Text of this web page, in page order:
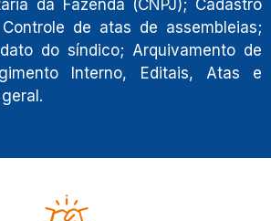
da Fazenda (CNPJ); Cadastro
de atas de assembleias;
do síndico; Arquivamento de
Interno, Editais, Atas e